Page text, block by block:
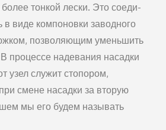
более тонкой лески. Это соеди­
виде компоновки заводного
позволяющим уменьшить
процессе надевания насадки
узел слу­жит стопором,
смене насадки за вто­рую
мы его будем называть